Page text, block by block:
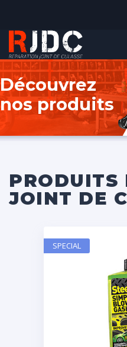
PRODUITS
JOINT DE
SPECIAL